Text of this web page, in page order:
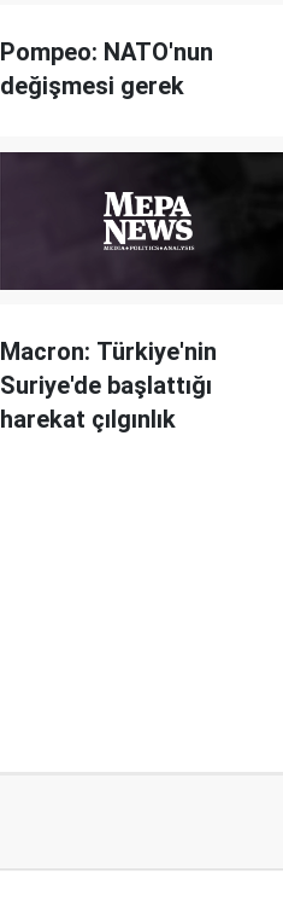
Pompeo: NATO'nun
değişmesi gerek
Macron: Türkiye'nin
Suriye'de başlattığı
harekat çılgınlık